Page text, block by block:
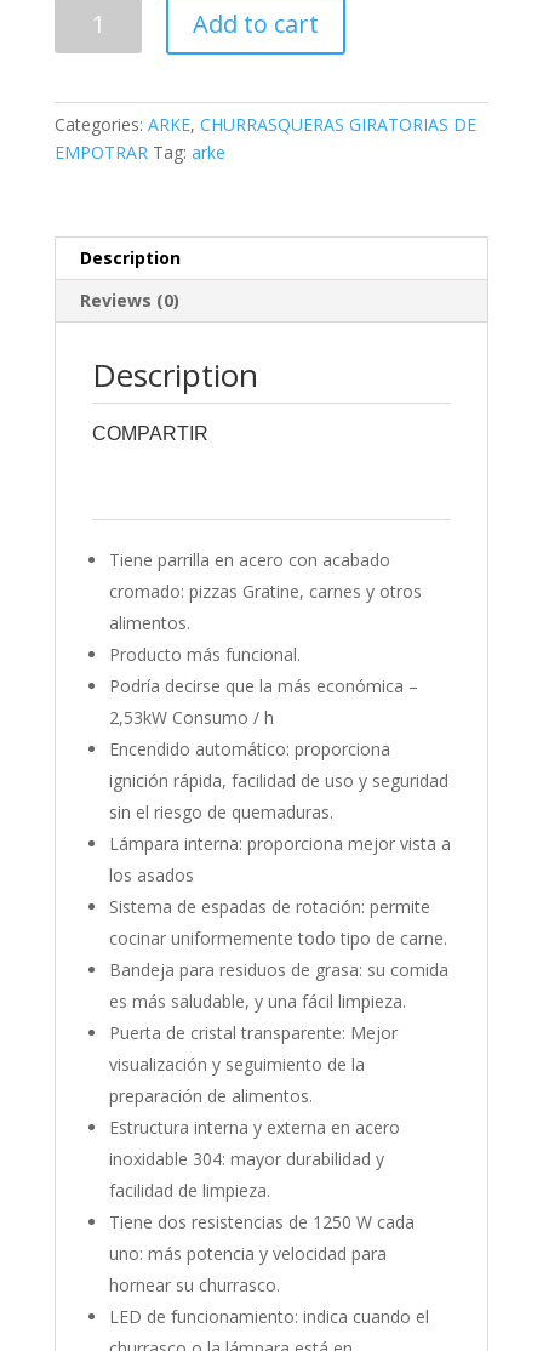
HORIZONTAL
EMPOTRAR
GIRATORIO
CHE-
04
quantity
Add to cart
Categories: ARKE, CHURRASQUERAS GIRATORIAS DE
EMPOTRAR Tag: arke
Description
Reviews (0)
Description
COMPARTIR
Tiene parrilla en acero con acabado
cromado: pizzas Gratine, carnes y otros
alimentos.
Producto más funcional.
Podría decirse que la más económica –
2,53kW Consumo / h
Encendido automático: proporciona
ignición rápida, facilidad de uso y seguridad
sin el riesgo de quemaduras.
Lámpara interna: proporciona mejor vista a
los asados
Sistema de espadas de rotación: permite
cocinar uniformemente todo tipo de carne.
Bandeja para residuos de grasa: su comida
es más saludable, y una fácil limpieza.
Puerta de cristal transparente: Mejor
visualización y seguimiento de la
preparación de alimentos.
Estructura interna y externa en acero
inoxidable 304: mayor durabilidad y
facilidad de limpieza.
Tiene dos resistencias de 1250 W cada
uno: más potencia y velocidad para
hornear su churrasco.
LED de funcionamiento: indica cuando el